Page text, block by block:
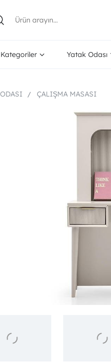
Yatak Odası
ÇALIŞMA MASASI